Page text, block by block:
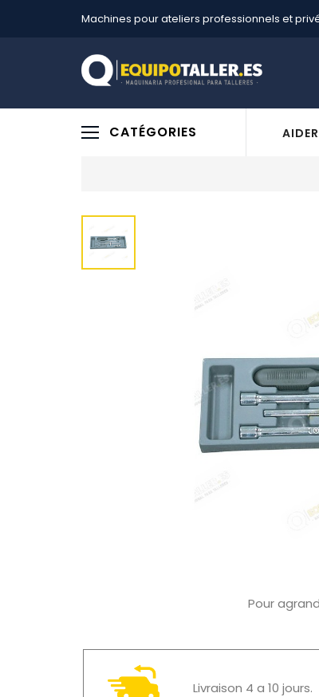
Machines pour ateliers professionnels et
CATÉGORIES AIDER
Pour
Livraison 4 a 10 jours.